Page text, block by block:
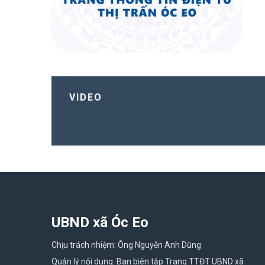
VIDEO
UBND xã Óc Eo
Chịu trách nhiệm: Ông Nguyễn Anh Dũng
Quản lý nội dung: Ban biên tập Trang TTĐT UBND xã